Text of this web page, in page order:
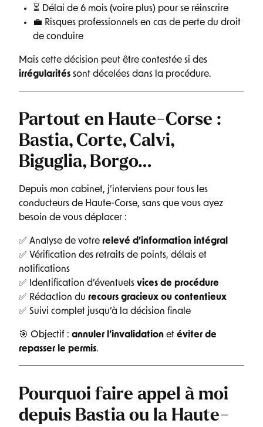
⏳ Délai de 6 mois (voire plus) pour se réinscrire
💼 Risques professionnels en cas de perte du droit
de conduire
Mais cette décision peut être contestée si des
irrégularités sont décelées dans la procédure.
Partout en Haute-Corse :
Bastia, Corte, Calvi,
Biguglia, Borgo…
Depuis mon cabinet, j’interviens pour tous les
conducteurs de Haute-Corse, sans que vous ayez
besoin de vous déplacer :
✅ Analyse de votre relevé d’information intégral
✅ Vérification des retraits de points, délais et
notifications
✅ Identification d’éventuels vices de procédure
✅ Rédaction du recours gracieux ou contentieux
✅ Suivi complet jusqu’à la décision finale
🎯 Objectif : annuler l’invalidation et éviter de
repasser le permis.
Pourquoi faire appel à moi
depuis Bastia ou la Haute-